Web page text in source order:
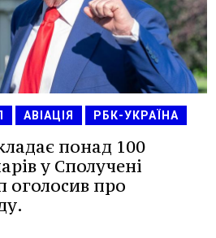
АВІАЦІЯ РБК-УКРАЇНА
понад 100
у Сполучені
про